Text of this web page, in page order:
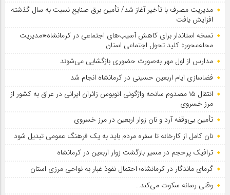
مدیریت مصرف با تأخیر آغاز شد/ تأمین برق صنایع نسبت به سال گذشته
افزایش یافت
نسخه استاندار برای کاهش آسیب‌های اجتماعی در کرمانشاه؛«مدیریت
محله‌محور» کلید تحول اجتماعی استان
مدارس از اول مهر به‌صورت حضوری بازگشایی می‌شوند
فضاسازی ایام اربعین حسینی در کرمانشاه انجام شد
انتقال ۱۵ مصدوم سانحه واژگونی اتوبوس زائران ایرانی در عراق به کشور از
مرز خسروی
تأمین بی‌وقفه آرد و نان زوار اربعین در مرز خسروی
نان کامل از کارخانه تا سفره مردم باید به یک فرهنگ عمومی تبدیل شود
ترافیک پرحجم در مسیر بازگشت زوار اربعین در کرمانشاه
گرمای ماندگار در کرمانشاه؛ احتمال نفوذ غبار به نواحی مرزی استان
وقتی رسانه سکوت می‌کند…